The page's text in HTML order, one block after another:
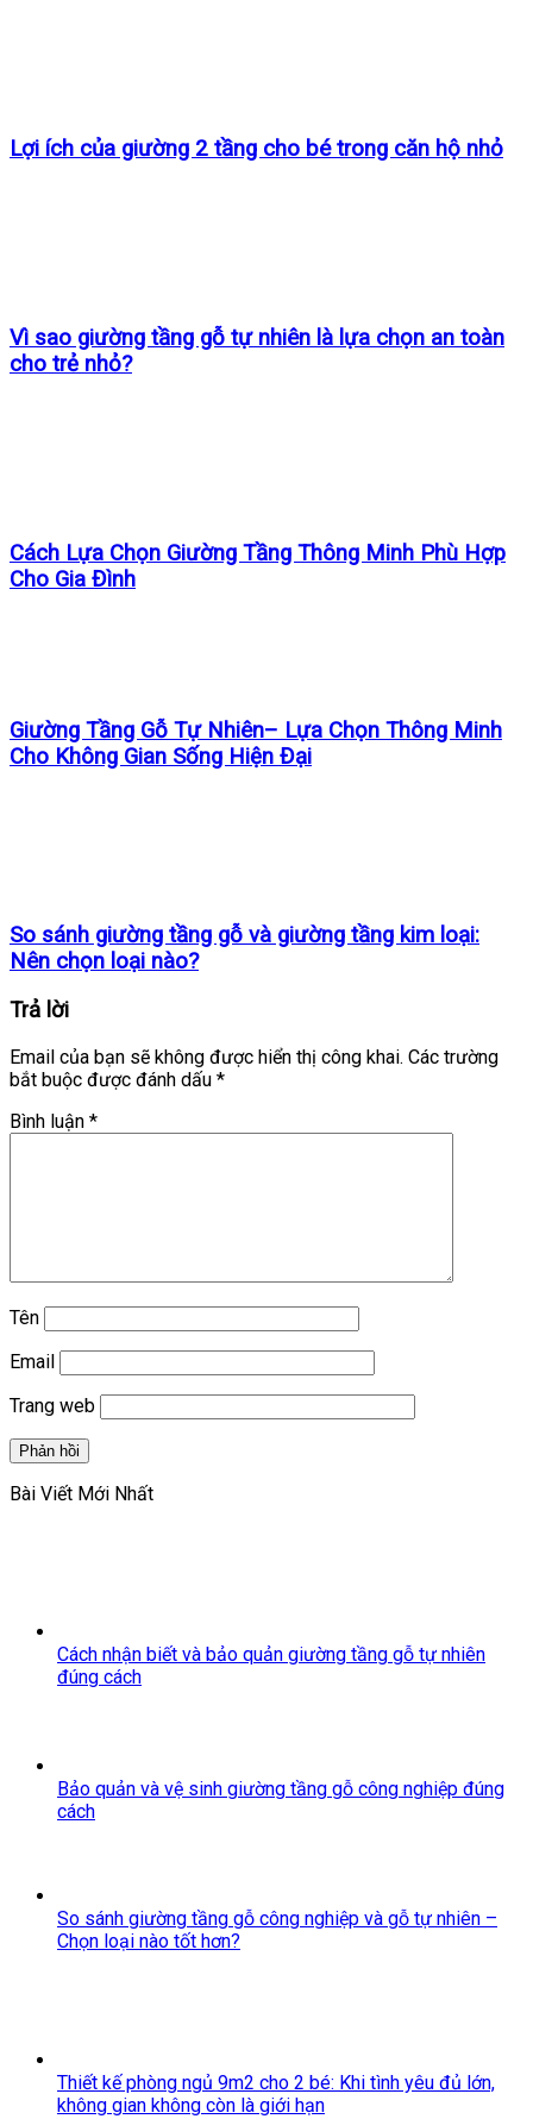
Lợi ích của giường 2 tầng cho bé trong căn hộ nhỏ
Vì sao giường tầng gỗ tự nhiên là lựa chọn an toàn
cho trẻ nhỏ?
Cách Lựa Chọn Giường Tầng Thông Minh Phù Hợp
Cho Gia Đình
Giường Tầng Gỗ Tự Nhiên– Lựa Chọn Thông Minh
Cho Không Gian Sống Hiện Đại
So sánh giường tầng gỗ và giường tầng kim loại:
Nên chọn loại nào?
Trả lời
Email của bạn sẽ không được hiển thị công khai. Các trường
bắt buộc được đánh dấu *
Bình luận *
Tên
Email
Trang web
Bài Viết Mới Nhất
Cách nhận biết và bảo quản giường tầng gỗ tự nhiên
đúng cách
Bảo quản và vệ sinh giường tầng gỗ công nghiệp đúng
cách
So sánh giường tầng gỗ công nghiệp và gỗ tự nhiên –
Chọn loại nào tốt hơn?
Thiết kế phòng ngủ 9m2 cho 2 bé: Khi tình yêu đủ lớn,
không gian không còn là giới hạn